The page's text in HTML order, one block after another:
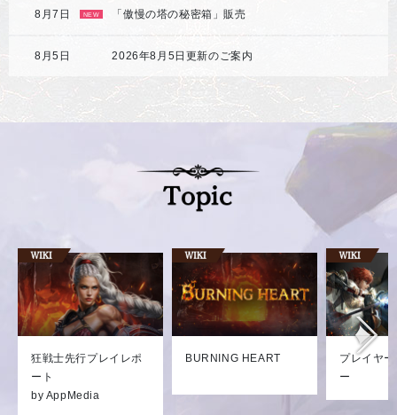
8月7日 NEW 「傲慢の塔の秘密箱」販売
8月5日 2026年8月5日更新のご案内
狂戦士先行プレイレポ
ート
by AppMedia
BURNING HEART
プレイヤ
ー